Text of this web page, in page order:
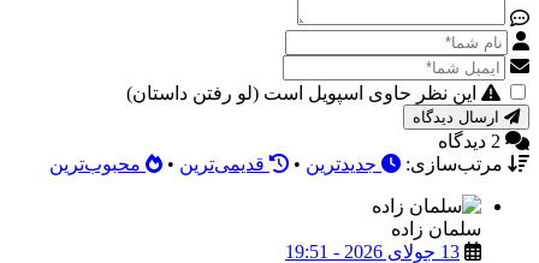
این نظر حاوی اسپویل است (لو رفتن داستان)
2 دیدگاه
مرتب‌سازی:
جدیدترین • قدیمی‌ترین • محبوب‌ترین
سلمان زاده
13 جولای 2026 - 19:51